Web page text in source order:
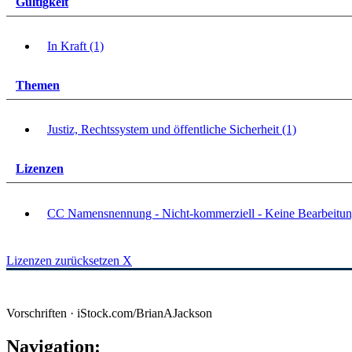
In Kraft (1)
Themen
Justiz, Rechtssystem und öffentliche Sicherheit (1)
Lizenzen
CC Namensnennung - Nicht-kommerziell - Keine
Lizenzen zurücksetzen X
Vorschriften · iStock.com/BrianAJackson
Navigation: